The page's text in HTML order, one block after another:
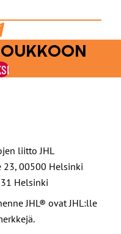
liitto JHL
23, 00500 Helsinki
Helsinki
JHL® ovat JHL:lle